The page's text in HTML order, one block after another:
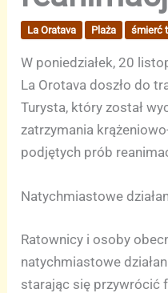
La Oratava Plaża śmierć
W poniedziałek, 20
La Orotava doszło do
Turysta, który został
zatrzymania
podjętych prób
Natychmiastowe
Ratownicy i osoby
natychmiastowe
starając się przywrócić